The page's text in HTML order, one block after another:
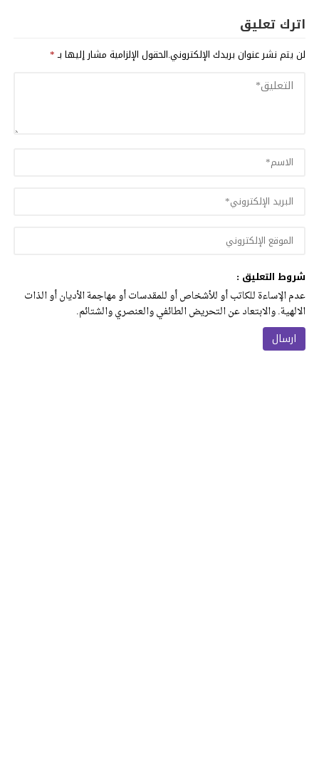
اترك تعليق
لن يتم نشر عنوان بريدك الإلكتروني.الحقول الإلزامية مشار إليها بـ*
شروط التعليق :
عدم الإساءة للكاتب أو للأشخاص أو للمقدسات أو مهاجمة الأديان أو الذات
الالهية. والابتعاد عن التحريض الطائفي والعنصري والشتائم.